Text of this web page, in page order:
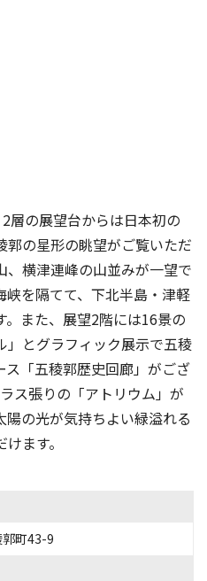
層の展望台からは日本初の
郭の星形の眺望がご覧いただ
、横津連峰の山並みが一望で
峡を隔てて、下北半島・津軽
また、展望2階には16景の
」とグラフィック展示で五稜
「五稜郭歴史回廊」がござ
ス張りの「アトリウム」が
の光が気持ちよい緑溢れる
ます。
町43-9